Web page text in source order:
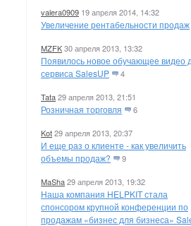
valera0909 19 апреля 2014, 14:32
Увеличение рентабельности продаж
MZFK30 апреля 2013, 13:32
Появилось новое обучающее видео
сервиса SalesUP
4
Tata29 апреля 2013, 21:51
Розничная торговля 6
Kot29 апреля 2013, 20:37
И еще раз о клиенте - как увеличить
объемы продаж?
9
MaSha29 апреля 2013, 19:32
Наша компания HELPKIT стала
спонсором крупной конференции по
продажам «бизнес для бизнеса»